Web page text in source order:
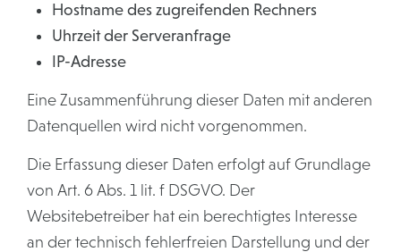
Hostname des zugreifenden Rechners
Uhrzeit der Serveranfrage
IP-Adresse
Eine Zusammenführung dieser Daten mit anderen
Datenquellen wird nicht vorgenommen.
Die Erfassung dieser Daten erfolgt auf Grundlage
von Art. 6 Abs. 1 lit. f DSGVO. Der
Websitebetreiber hat ein berechtigtes Interesse
an der technisch fehlerfreien Darstellung und der